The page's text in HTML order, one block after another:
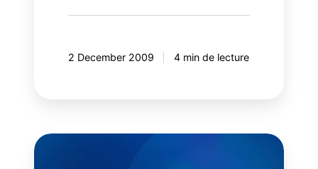
2 December 2009 4 min de lecture
Vigie